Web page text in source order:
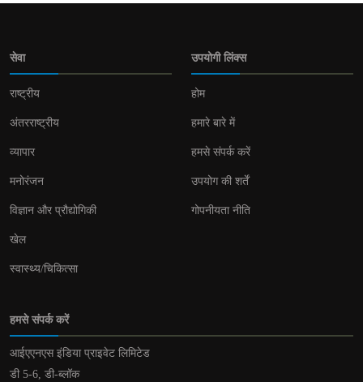
सेवा
राष्ट्रीय
अंतरराष्ट्रीय
व्यापार
मनोरंजन
विज्ञान और प्रौद्योगिकी
खेल
स्वास्थ्य/चिकित्सा
उपयोगी लिंक्स
होम
हमारे बारे में
हमसे संपर्क करें
उपयोग की शर्तें
गोपनीयता नीति
हमसे संपर्क करें
आईएएनएस इंडिया प्राइवेट लिमिटेड
डी 5-6, डी-ब्लॉक